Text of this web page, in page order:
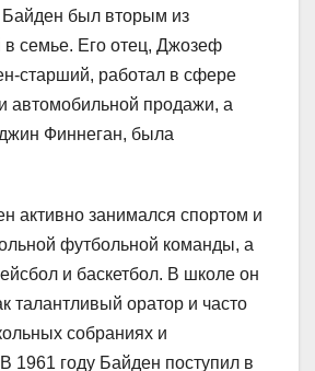
был вторым из
в семье. Его отец, Джозеф
старший, работал в сфере
автомобильной продажи, а
Финнеган, была
активно занимался спортом и
футбольной команды, а
и баскетбол. В школе он
талантливый оратор и часто
собраниях и
1961 году Байден поступил в